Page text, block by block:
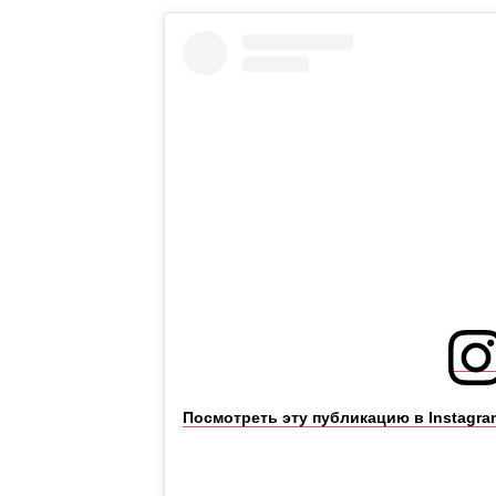
Посмотреть эту публикацию в